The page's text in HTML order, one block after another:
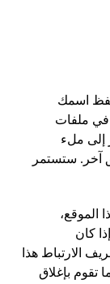
حفظ اسمك
في ملفات
إلى ملء
آخر. ستستمر
الموقع،
كان
الارتباط هذا
تقوم بإغلاق